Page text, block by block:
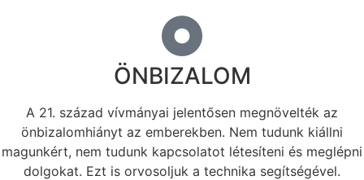
ÖNBIZALOM
A 21. század vívmányai jelentősen megnövelték az
önbizalomhiányt az emberekben. Nem tudunk kiállni
magunkért, nem tudunk kapcsolatot létesíteni és meglépni
dolgokat. Ezt is orvosoljuk a technika segítségével.